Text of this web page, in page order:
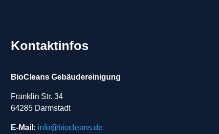
Kontaktinfos
BioCleans Gebäudereinigung
Franklin Str. 34
64285 Darmstadt
E-Mail: info@biocleans.de